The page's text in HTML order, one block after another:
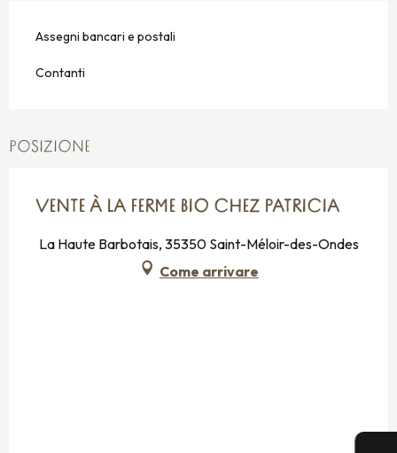
Assegni bancari e postali
Contanti
POSIZIONE
VENTE À LA FERME BIO CHEZ PATRICIA
La Haute Barbotais, 35350 Saint-Méloir-des-Ondes
Come arrivare